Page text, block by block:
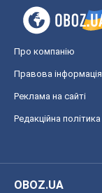
Про компанію
Правова інформація
Реклама на сайті
Редакційна політика
OBOZ.UA